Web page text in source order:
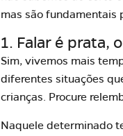
mas são fundamentais
1. Falar é prata,
Sim, vivemos mais
diferentes situações
crianças. Procure
Naquele determinado